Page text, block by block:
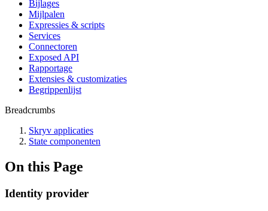
Bijlages
Mijlpalen
Expressies & scripts
Services
Connectoren
Exposed API
Rapportage
Extensies & customizaties
Begrippenlijst
Breadcrumbs
Skryv applicaties
State componenten
On this Page
Identity provider